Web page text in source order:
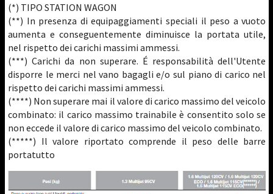
(*) TIPO STATION WAGON
(**) In presenza di equipaggiamenti speciali il peso a vuoto
aumenta e conseguentemente diminuisce la portata utile,
nel rispetto dei carichi massimi ammessi.
(***) Carichi da non superare. É responsabilità dell'Utente
disporre le merci nel vano bagagli e/o sul piano di carico nel
rispetto dei carichi massimi ammessi.
(****) Non superare mai il valore di carico massimo del veicolo
combinato: il carico massimo trainabile è consentito solo se
non eccede il valore di carico massimo del veicolo combinato.
(*****) Il valore riportato comprende il peso delle barre
portatutto